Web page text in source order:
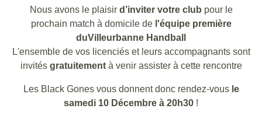
Nous avons le plaisir d’inviter votre club pour le
prochain match à domicile de l'équipepremière
duVilleurbanne Handball
L'ensemble de vos licenciés et leurs accompagnants sont
invités gratuitementà venir assister à cette rencontre
Les Black Gones vous donnent donc rendez-vous le
samedi 10 Décembre à 20h30 !